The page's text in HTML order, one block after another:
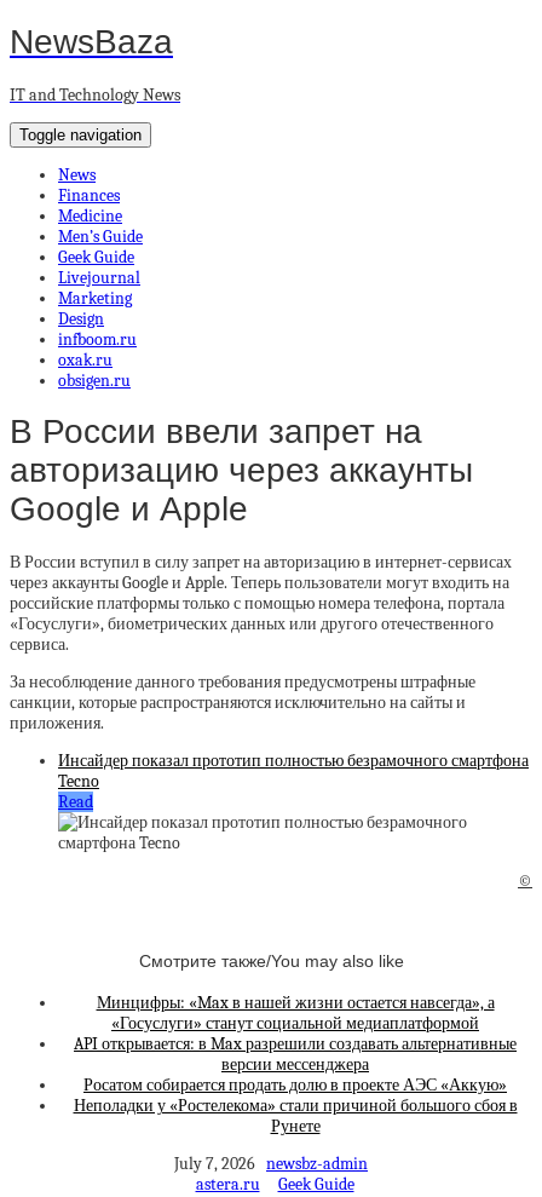
NewsBaza
IT and Technology News
Toggle navigation
News
Finances
Medicine
Men’s Guide
Geek Guide
Livejournal
Marketing
Design
infboom.ru
oxak.ru
obsigen.ru
В России ввели запрет на
авторизацию через аккаунты
Google и Apple
В России вступил в силу запрет на авторизацию в интернет-сервисах
через аккаунты Google и Apple. Теперь пользователи могут входить на
российские платформы только с помощью номера телефона, портала
«Госуслуги», биометрических данных или другого отечественного
сервиса.
За несоблюдение данного требования предусмотрены штрафные
санкции, которые распространяются исключительно на сайты и
приложения.
Инсайдер показал прототип полностью безрамочного смартфона
Tecno
Read
©
Смотрите также/You may also like
Минцифры: «Max в нашей жизни остается навсегда», а
«Госуслуги» станут социальной медиаплатформой
API открывается: в Max разрешили создавать альтернативные
версии мессенджера
Росатом собирается продать долю в проекте АЭС «Аккую»
Неполадки у «Ростелекома» стали причиной большого сбоя в
Рунете
July 7, 2026 newsbz-admin
astera.ru
Geek Guide